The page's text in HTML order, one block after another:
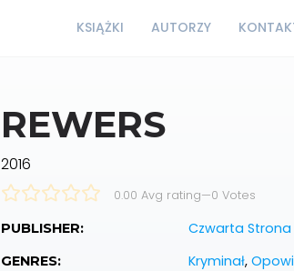
KSIĄŻKI AUTORZY
REWERS
2016
0.00 Avg rating—0 Votes
PUBLISHER: Czwarta Strona
GENRES: Kryminał,